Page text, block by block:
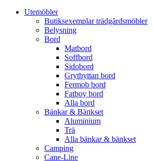
Utemöbler
Butiksexemplar trädgårdsmöbler
Belysning
Bord
Matbord
Soffbord
Sidobord
Grythyttan bord
Fermob bord
Fatboy bord
Alla bord
Bänkar & Bänkset
Aluminium
Trä
Alla bänkar & bänkset
Camping
Cane-Line